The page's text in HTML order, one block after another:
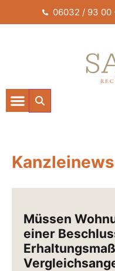
06032 / 93 00
Kanzleinews
Müssen
einer